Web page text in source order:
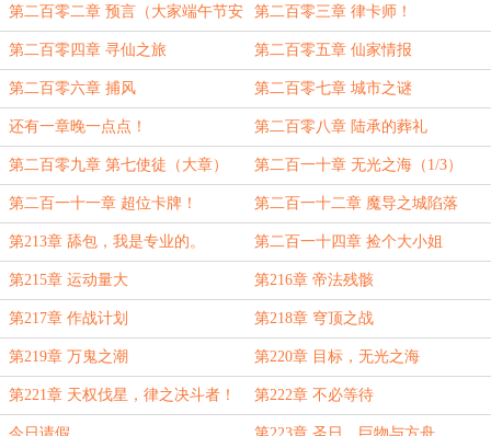
第二百零二章 预言（大家端午节安
康~）
第二百零三章 律卡师！
第二百零四章 寻仙之旅 第二百零五章 仙家情报
第二百零六章 捕风 第二百零七章 城市之谜
还有一章晚一点点！ 第二百零八章 陆承的葬礼
第二百零九章 第七使徒（大章） 第二百一十章 无光之海（1/3）
第二百一十一章 超位卡牌！
（2/3）
第二百一十二章 魔导之城陷落
（3/3）
第213章 舔包，我是专业的。 第二百一十四章 捡个大小姐
第215章 运动量大 第216章 帝法残骸
第217章 作战计划 第218章 穹顶之战
第219章 万鬼之潮 第220章 目标，无光之海
第221章 天权伐星，律之决斗者！ 第222章 不必等待